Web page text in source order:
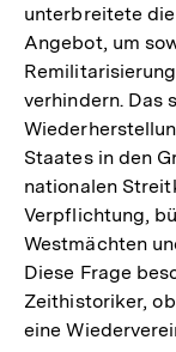
unterbreitete
Angebot, um
verhindern. Das
Staates in den
nationalen
Verpflichtung,
Westmächten
Diese Frage
Zeithistoriker,
eine